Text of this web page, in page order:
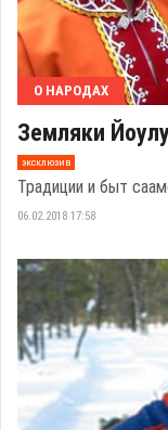
О НАРОДАХ
Земляки
эксклюзив
Традиции и быт
06.02.2018 17:58